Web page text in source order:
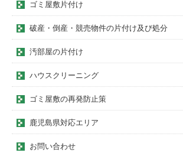
ゴミ屋敷片付け
破産・倒産・競売物件の片付け及び処分
汚部屋の片付け
ハウスクリーニング
ゴミ屋敷の再発防止策
鹿児島県対応エリア
お問い合わせ